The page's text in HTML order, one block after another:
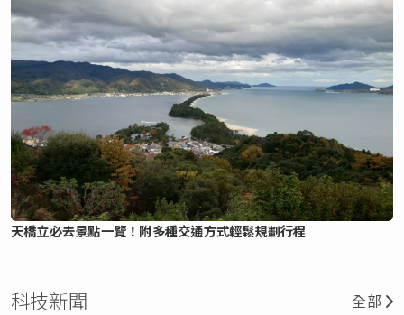
天橋立必去景點一覽！附多種交通方式輕鬆規劃行程
科技新聞 全部